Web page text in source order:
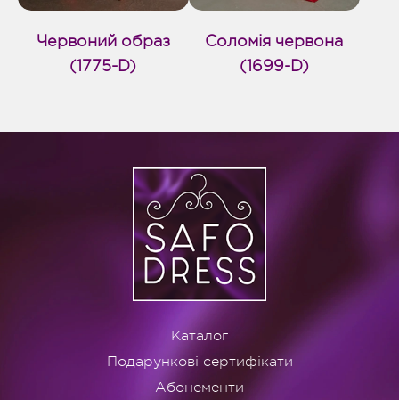
Червоний образ
(1775-D)
Соломія червона
(1699-D)
Каталог
Подарункові сертифікати
Абонементи